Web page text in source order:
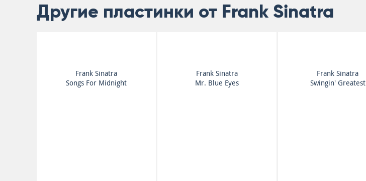
Другие пластинки от Frank Sinatra
Frank Sinatra
Songs For Midnight
Frank Sinatra
Mr. Blue Eyes
Frank Sinatra
Swingin' Greatest